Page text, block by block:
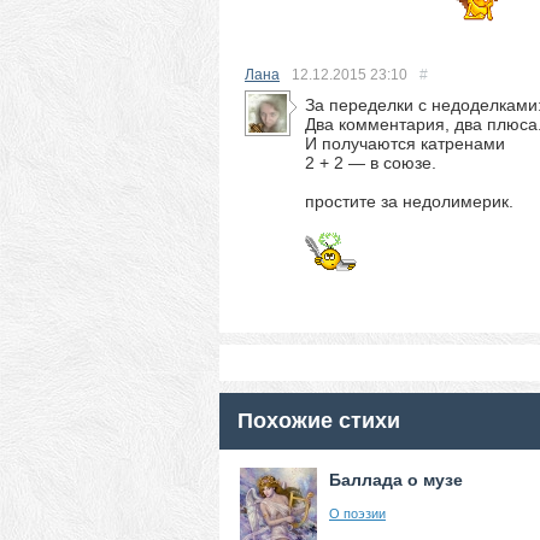
Лана 12.12.2015 23:10 #
За переделки с
Два комментария, два
И получаются катренами
2 + 2 — в союзе.
простите за недолимерик.
Похожие стихи
Баллада о музе
О поэзии